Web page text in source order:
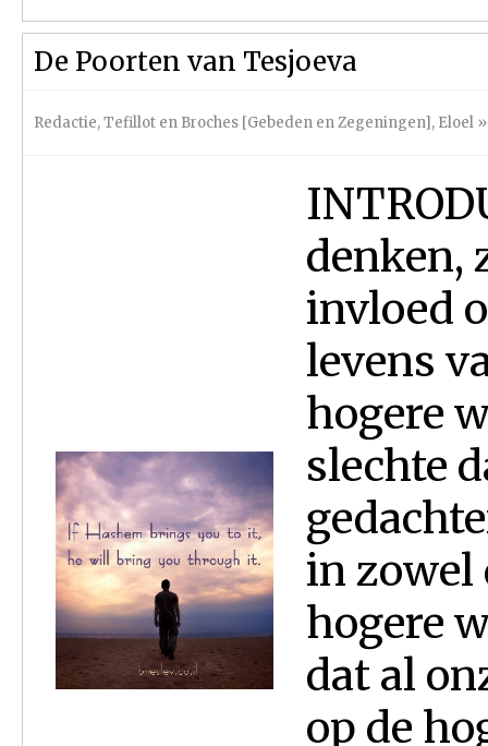
De Poorten van Tesjoeva
Redactie,Tefillot en Broches [Gebeden en Zegeningen], Eloel »
denken,
invloed
levens
hogere
slechte
in zowel
hogere
dat al
op de